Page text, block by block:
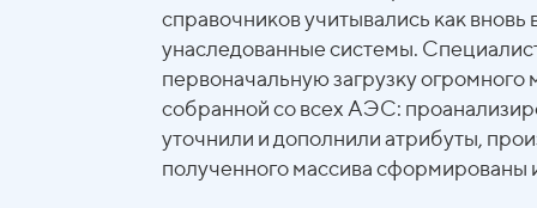
справочников учитывались как
унаследованные системы.
первоначальную загрузку
собранной со всех АЭС:
уточнили и дополнили атрибуты,
полученного массива